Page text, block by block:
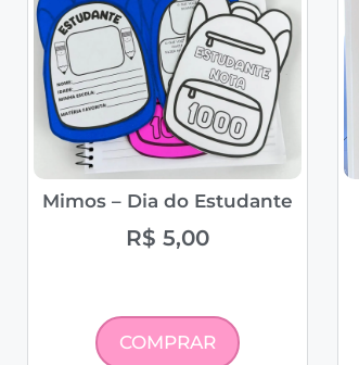
Mimos – Dia do Estudante
R$ 5,00
COMPRAR